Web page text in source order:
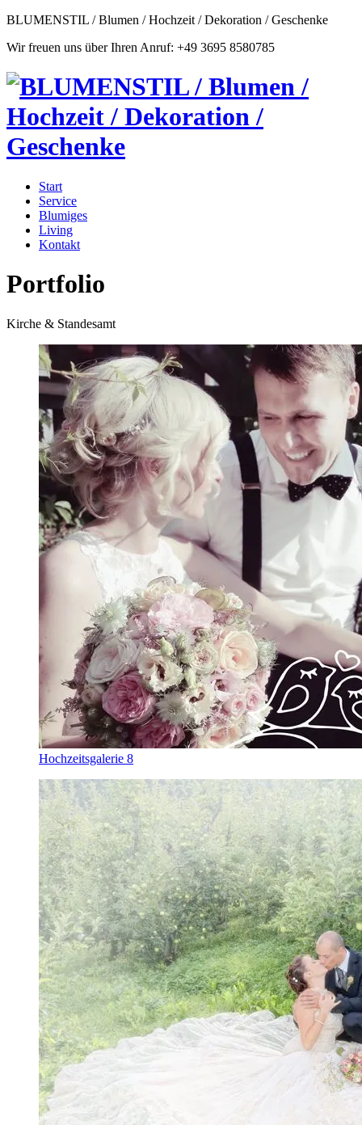
BLUMENSTIL / Blumen / Hochzeit / Dekoration / Geschenke
Wir freuen uns über Ihren Anruf: +49 3695 8580785
Start
Service
Blumiges
Living
Kontakt
Portfolio
Kirche & Standesamt
Hochzeitsgalerie 8